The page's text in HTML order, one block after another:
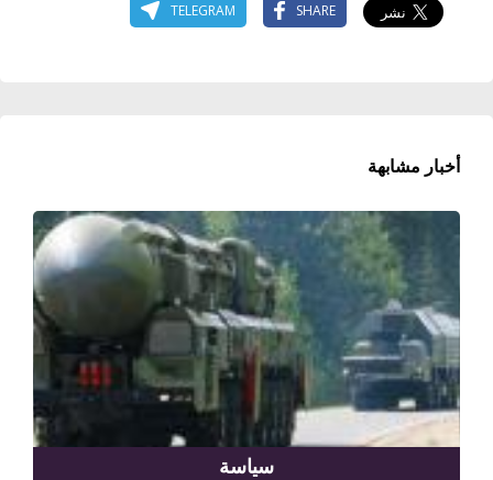
SHARE
TELEGRAM
أخبار مشابهة
سياسة